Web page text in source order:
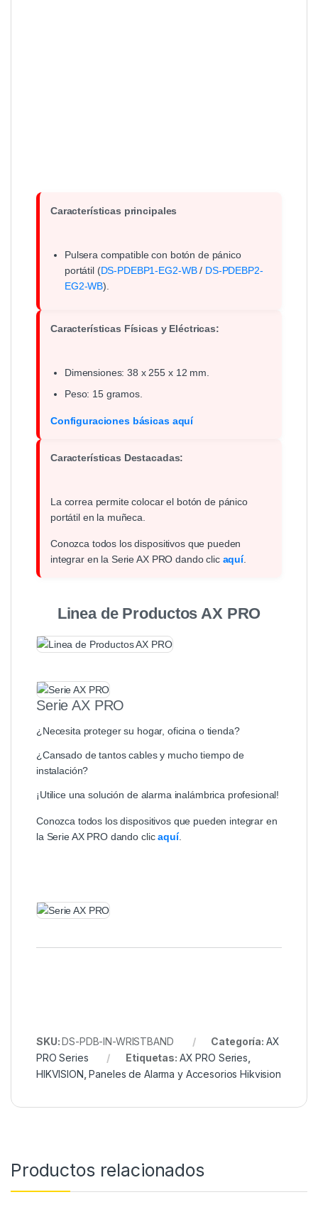
Características principales
Pulsera compatible con botón de pánico
portátil (DS-PDEBP1-EG2-WB/ DS-PDEBP2-
EG2-WB).
Características Físicas y Eléctricas:
Dimensiones: 38 x 255 x 12 mm.
Peso: 15 gramos.
Configuraciones básicas aquí
Características Destacadas:
La correa permite colocar el botón de pánico
portátil en la muñeca.
Conozca todos los dispositivos que pueden
integrar en la Serie AX PRO dando clic aquí.
Linea de Productos AX PRO
Serie AX PRO
¿Necesita proteger su hogar, oficina o tienda?
¿Cansado de tantos cables y mucho tiempo de
instalación?
¡Utilice una solución de alarma inalámbrica profesional!
Conozca todos los dispositivos que pueden integrar en
la Serie AX PRO dando clicaquí.
SKU:DS-PDB-IN-WRISTBAND Categoría: AX
PRO Series
Etiquetas: AX PRO Series
HIKVISION ,Paneles de Alarma y Accesorios Hikvision
Productos relacionados